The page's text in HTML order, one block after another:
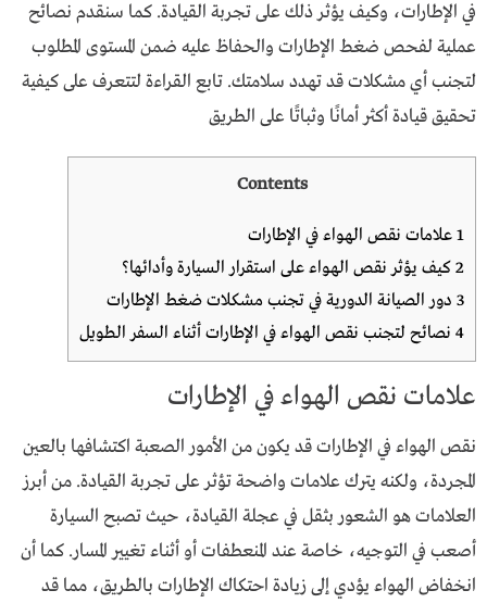
في الإطارات، وكيف يؤثر ذلك على تجربة القيادة. كما سنقدم نصائح
عملية لفحص ضغط الإطارات والحفاظ عليه ضمن المستوى المطلوب
لتجنب أي مشكلات قد تهدد سلامتك. تابع القراءة لتتعرف على كيفية
تحقيق قيادة أكثر أمانًا وثباتًا على الطريق
Contents
1علامات نقص الهواء في الإطارات
2كيف يؤثر نقص الهواء على استقرار السيارة وأدائها؟
3 دور الصيانة الدورية في تجنب مشكلات ضغط الإطارات
4 نصائح لتجنب نقص الهواء في الإطارات أثناء السفر الطويل
علامات نقص الهواء في الإطارات
نقص الهواء في الإطارات قد يكون من الأمور الصعبة اكتشافها بالعين
المجردة، ولكنه يترك علامات واضحة تؤثر على تجربة القيادة. من أبرز
العلامات هو الشعور بثقل في عجلة القيادة، حيث تصبح السيارة
أصعب في التوجيه، خاصة عند المنعطفات أو أثناء تغيير المسار. كما أن
انخفاض الهواء يؤدي إلى زيادة احتكاك الإطارات بالطريق، مما قد